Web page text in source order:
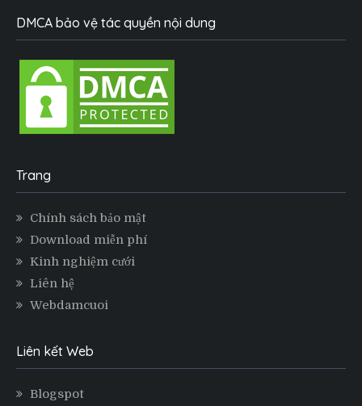
DMCA bảo vệ tác quyền nội dung
Trang
Chính sách bảo mật
Download miễn phí
Kinh nghiệm cưới
Liên hệ
Webdamcuoi
Liên kết Web
Blogspot